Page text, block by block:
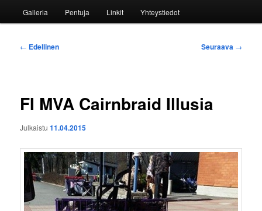
Galleria Pentuja Linkit Yhteystiedot
Artikkelien
← Edellinen Seuraava →
FI MVA Cairnbraid Illusia
Julkaistu11.04.2015